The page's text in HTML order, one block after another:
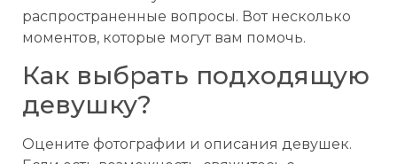
распространенные вопросы. Вот несколько
моментов, которые могут вам помочь.
Как выбрать подходящую
девушку?
Оцените фотографии и описания девушек.